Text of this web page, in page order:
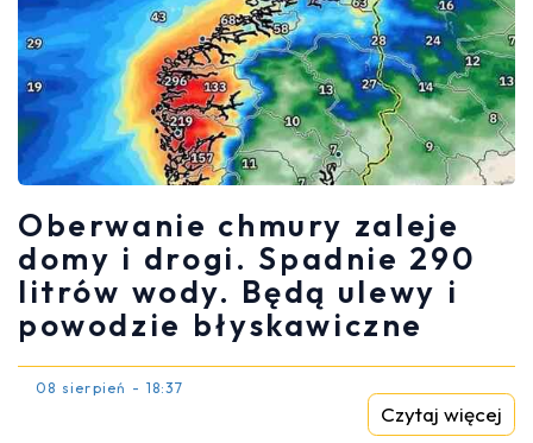
Oberwanie chmury zaleje
domy i drogi. Spadnie 290
litrów wody. Będą ulewy i
powodzie błyskawiczne
08 sierpień - 18:37
Czytaj więcej